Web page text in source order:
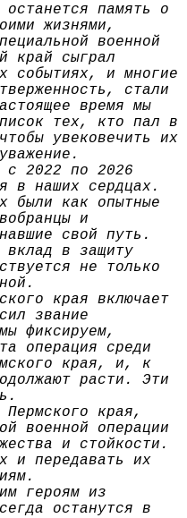
память о
жизнями,
военной
край сыграл
событиях, и многие
стали
время мы
тех, кто пал в
увековечить их
с 2022 по 2026
в наших сердцах.
были как опытные
и
свой путь.
в защиту
не только
края включает
звание
фиксируем,
операция среди
края, и, к
расти. Эти
края,
военной операции
и стойкости.
и передавать их
героям из
останутся в